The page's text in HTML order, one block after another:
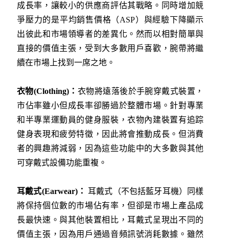
成長率，讓較小的供應商評估其戰略。同時增加競
爭壓力的是平均銷售價格（ASP）與經驗下降顯示
出彼此和市場領導者的差異化。然而以相對簡單與
直接的價值主張，受到大多數用戶喜歡，腕帶將繼
續在市場上找到一席之地。
衣物(Clothing)： 衣物將遠落後於手腕穿戴式裝置，
市佔率雖小但成長率卻勝過於整體市場。針對專業
和半專業運動員的健身服裝，衣物內建裝置有追踪
健身表現和疲勞特徵，因此將會推動成長。但消費
者的興趣將減弱，因為這些功能中的大多數與其他
可穿戴式設備功能重複。
耳戴式(Earwear)： 耳戴式（不包括藍牙耳機）同樣
將保持個位數的市場佔有率，但卻是市場上產品成
長最快速。與其他裝置相比，耳戴式呈現出不同的
價值主張，因為用戶通過音頻訊號消耗數據。雖然